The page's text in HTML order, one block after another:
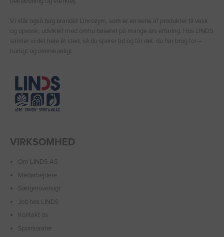
Vi står også bag brandet Lincozym, som er en serie af produkter til vask
og opvask, udviklet med omhu baseret på mange års erfaring. Hos LINDS
samler vi det hele ét sted, så du sparer tid og får det, du har brug for –
hurtigt og overskueligt.
VIRKSOMHED
Om LINDS AS
Medarbejdere
Sælgeroversigt
Job hos LINDS
Kontakt os
Sponsorater